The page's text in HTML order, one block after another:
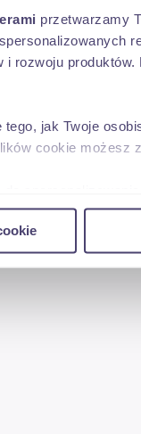
przetwarzamy
rozwoju
jak Twoje
cookie możesz
o tym, jak
Partnerzy mogą
z ich usług.